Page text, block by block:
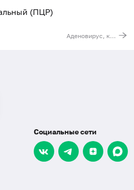
(ПЦР)
Аденовирус, кишечные типы (Adenovirus F40/F41), ДНК [реал-тайм ПЦР]
Социальные сети